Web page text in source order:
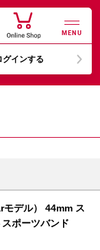
MENU
グインする
デル） 44mm ス
ポーツバンド